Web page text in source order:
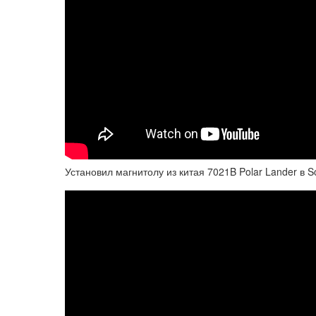
Установил магнитолу из китая 7021B Polar Lander в